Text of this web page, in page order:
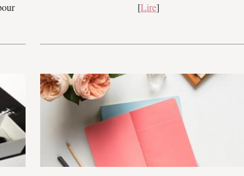
[Lire]